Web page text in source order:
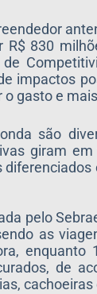
830
impactos
gasto e
são
giram
pelo
as
enquanto
de